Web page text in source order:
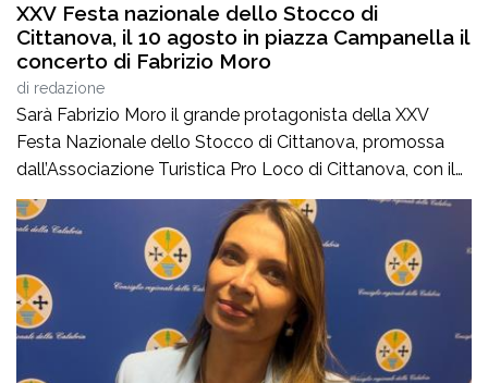
XXV Festa nazionale dello Stocco di
Cittanova, il 10 agosto in piazza Campanella il
concerto di Fabrizio Moro
di redazione
Sarà Fabrizio Moro il grande protagonista della XXV
Festa Nazionale dello Stocco di Cittanova, promossa
dall’Associazione Turistica Pro Loco di Cittanova, con il
patrocinio e il contributo del Comune.Il concerto, in
programma lunedì 10 agosto in piazza Tommaso
Campanella, rappresenta uno degli appuntamenti clou
della manifestazione, che da venticinque edizioni unisce
tradizione gastronomica e musica […]